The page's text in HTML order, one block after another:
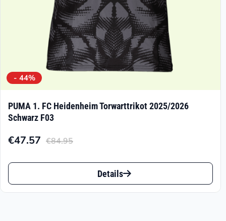
- 44%
PUMA 1. FC Heidenheim Torwarttrikot 2025/2026
Schwarz F03
€84.95
Ursprünglicher
Preis
€84.95
€47.57
Aktueller
Preis
€47.57.
Dieses
Produkt
Details